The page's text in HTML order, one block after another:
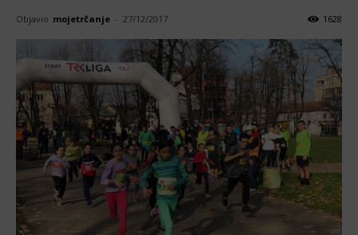
Objavio mojetrčanje - 27/12/2017 1628